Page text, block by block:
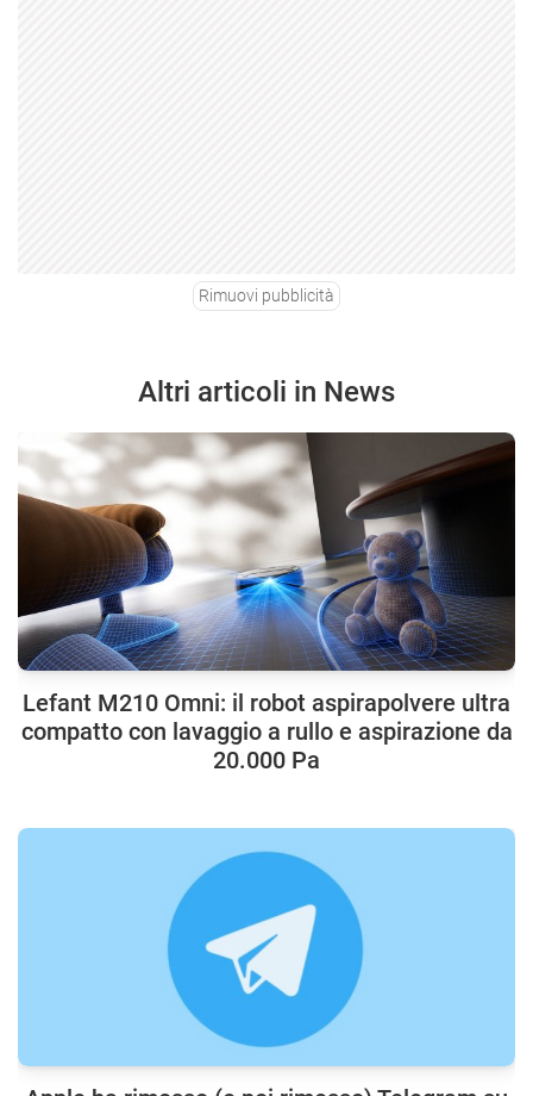
Rimuovi pubblicità
Altri articoli in News
Lefant M210 Omni: il robot aspirapolvere ultra
compatto con lavaggio a rullo e aspirazione da
20.000 Pa